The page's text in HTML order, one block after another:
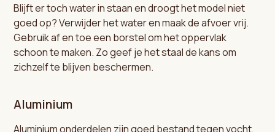
Blijft er toch water in staan en droogt het model niet
goed op? Verwijder het water en maak de afvoer vrij.
Gebruik af en toe een borstel om het oppervlak
schoon te maken. Zo geef je het staal de kans om
zichzelf te blijven beschermen.
Aluminium
Aluminium onderdelen zijn goed bestand tegen vocht,